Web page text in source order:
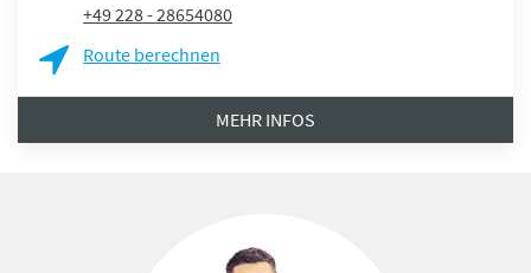
+49 228 - 28654080
Route berechnen
MEHR INFOS